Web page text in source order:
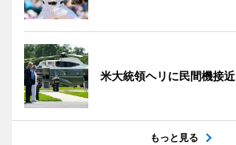
米大統領ヘリに民間機接近
もっと見る